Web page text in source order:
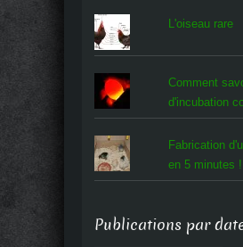
L'oiseau rare
Comment
d'incubation
Fabrication
en 5 minutes !
Publications par